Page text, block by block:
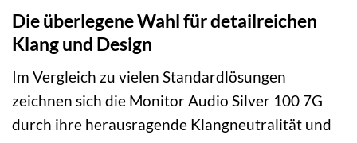
Die überlegene Wahl für detailreichen
Klang und Design
Im Vergleich zu vielen Standardlösungen
zeichnen sich die Monitor Audio Silver 100 7G
durch ihre herausragende Klangneutralität und